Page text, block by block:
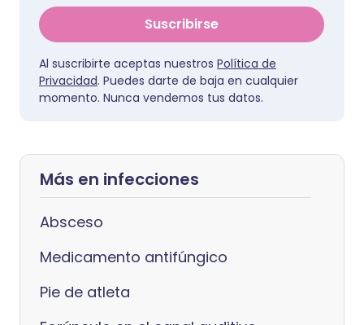
Suscribirse
Al suscribirte aceptas nuestros Política de
Privacidad. Puedes darte de baja en cualquier
momento. Nunca vendemos tus datos.
Más en infecciones
Absceso
Medicamento antifúngico
Pie de atleta